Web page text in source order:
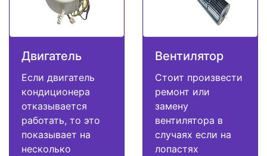
Двигатель
Если двигатель
кондиционера
отказывается
работать, то это
показывает на
несколько
Вентилятор
Стоит произвести
ремонт или
замену
вентилятора в
случаях если на
лопастях